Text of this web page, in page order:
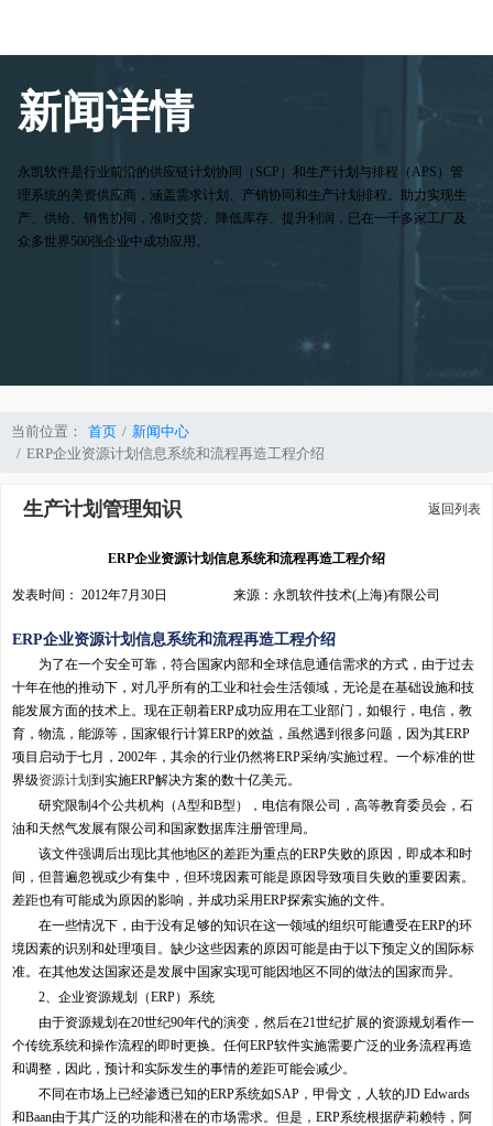
新闻详情
永凯软件是行业前沿的供应链计划协同（SCP）和生产计划与排程（APS）管
理系统的美资供应商，涵盖需求计划、产销协同和生产计划排程。助力实现生
产、供给、销售协同，准时交货、降低库存、提升利润，已在一千多家工厂及
众多世界500强企业中成功应用。
当前位置： 首页
新闻中心
ERP企业资源计划信息系统和流程再造工程介绍
生产计划管理知识 返回列表
ERP企业资源计划信息系统和流程再造工程介绍
发表时间： 2012年7月30日 来源：永凯软件技术(上海)有限公司
ERP企业资源计划信息系统和流程再造工程介绍
为了在一个安全可靠，符合国家内部和全球信息通信需求的方式，由于过去
十年在他的推动下，对几乎所有的工业和社会生活领域，无论是在基础设施和技
能发展方面的技术上。现在正朝着ERP成功应用在工业部门，如银行，电信，教
育，物流，能源等，国家银行计算ERP的效益，虽然遇到很多问题，因为其ERP
项目启动于七月，2002年，其余的行业仍然将ERP采纳/实施过程。一个标准的世
界级资源计划 到实施ERP解决方案的数十亿美元。
研究限制4个公共机构（A型和B型），电信有限公司，高等教育委员会，石
油和天然气发展有限公司和国家数据库注册管理局。
该文件强调后出现比其他地区的差距为重点的ERP失败的原因，即成本和时
间，但普遍忽视或少有集中，但环境因素可能是原因导致项目失败的重要因素。
差距也有可能成为原因的影响，并成功采用ERP探索实施的文件。
在一些情况下，由于没有足够的知识在这一领域的组织可能遭受在ERP的环
境因素的识别和处理项目。缺少这些因素的原因可能是由于以下预定义的国际标
准。在其他发达国家还是发展中国家实现可能因地区不同的做法的国家而异。
2、企业资源规划（ERP）系统
由于资源规划在20世纪90年代的演变，然后在21世纪扩展的资源规划看作一
个传统系统和操作流程的即时更换。任何ERP软件实施需要广泛的业务流程再造
和调整，因此，预计和实际发生的事情的差距可能会减少。
不同在市场上已经渗透已知的ERP系统如SAP，甲骨文，人软的JD Edwards
和Baan由于其广泛的功能和潜在的市场需求。但是，ERP系统根据萨莉赖特，阿